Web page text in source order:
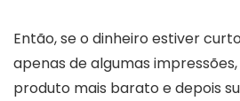
Então, se o dinheiro estiver
apenas de algumas
produto mais barato e depois